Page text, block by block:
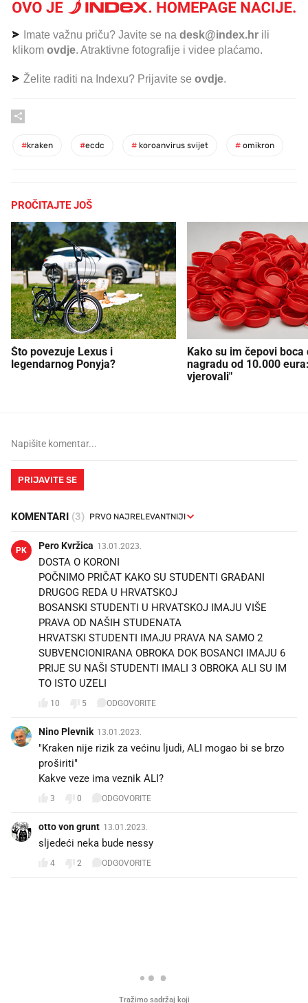
Imate važnu priču? Javite se na desk@index.hr ili
klikom ovdje. Atraktivne fotografije i videe plaćamo.
Želite raditi na Indexu? Prijavite se ovdje.
#kraken #ecdc # koroanvirus svijet # omikron
PROČITAJTE JOŠ
Što povezuje Lexus i
legendarnog Ponyja?
Kako su im čepovi boca
nagradu od 10.000
vjerovali"
PRIJAVITE SE
KOMENTARI (3)
PK Pero Kvržica 13.01.2023.
DOSTA O KORONI
POČNIMO PRIČAT KAKO SU STUDENTI GRAĐANI
DRUGOG REDA U HRVATSKOJ
BOSANSKI STUDENTI U HRVATSKOJ IMAJU VIŠE
PRAVA OD NAŠIH STUDENATA
HRVATSKI STUDENTI IMAJU PRAVA NA SAMO 2
SUBVENCIONIRANA OBROKA DOK BOSANCI IMAJU 6
PRIJE SU NAŠI STUDENTI IMALI 3 OBROKA ALI SU IM
10 5 ODGOVORITE
Nino Plevnik 13.01.2023.
"Kraken nije rizik za većinu ljudi, ALI mogao bi se brzo
proširiti"
3 0 ODGOVORITE
otto von grunt 13.01.2023.
sljedeći neka bude nessy
4 2 ODGOVORITE